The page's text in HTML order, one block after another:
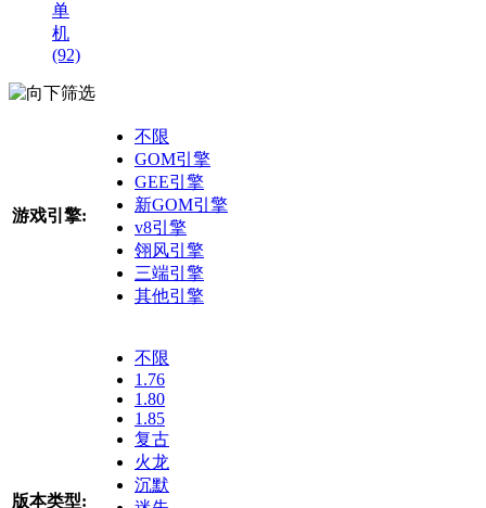
单
机
(92)
筛选
游戏引擎:
不限
GOM引擎
GEE引擎
新GOM引擎
v8引擎
翎风引擎
三端引擎
其他引擎
版本类型:
不限
1.76
1.80
1.85
复古
火龙
沉默